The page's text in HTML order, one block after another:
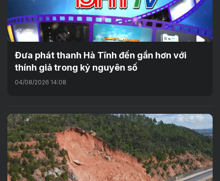
Đưa phát thanh Hà Tĩnh đến gần hơn với
thính giả trong kỷ nguyên số
04/08/2026 14:08